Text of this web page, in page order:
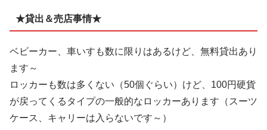
★貸出＆売店事情★
ベビーカー、車いすも数に限りはあるけど、無料貸出あり
ます～
ロッカーも数は多くない（50個ぐらい）けど、100円硬貨
が戻ってくるタイプの一般的なロッカーあります（スーツ
ケース、キャリーは入らないです～）